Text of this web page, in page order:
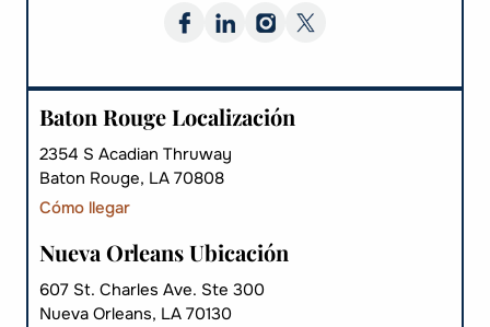
Baton Rouge Localización
2354 S Acadian Thruway
Baton Rouge, LA 70808
Cómo llegar
Nueva Orleans Ubicación
607 St. Charles Ave. Ste 300
Nueva Orleans, LA 70130